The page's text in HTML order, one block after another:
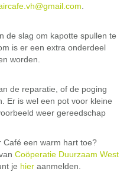
.
de slag om kapotte spullen te
is er een extra onderdeel
worden.
de reparatie, of de poging
Er is wel een pot voor kleine
weer gereedschap
Café een warm hart toe?
Coöperatie Duurzaam West
je hier aanmelden.